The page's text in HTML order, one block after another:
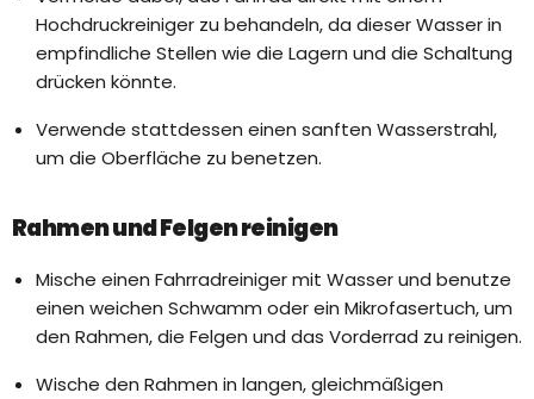
Hochdruckreiniger zu behandeln, da dieser Wasser in
empfindliche Stellen wie die Lagern und die Schaltung
drücken könnte.
Verwende stattdessen einen sanften Wasserstrahl,
um die Oberfläche zu benetzen.
Rahmen und Felgen reinigen
Mische einen Fahrradreiniger mit Wasser und benutze
einen weichen Schwamm oder ein Mikrofasertuch, um
den Rahmen, die Felgen und das Vorderrad zu reinigen.
Wische den Rahmen in langen, gleichmäßigen